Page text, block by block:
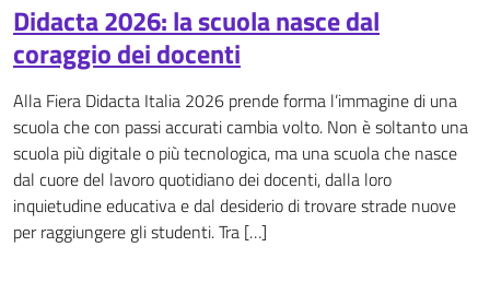
Didacta 2026: la scuola nasce dal
coraggio dei docenti
Alla Fiera Didacta Italia 2026 prende forma l’immagine di una
scuola che con passi accurati cambia volto. Non è soltanto una
scuola più digitale o più tecnologica, ma una scuola che nasce
dal cuore del lavoro quotidiano dei docenti, dalla loro
inquietudine educativa e dal desiderio di trovare strade nuove
per raggiungere gli studenti. Tra […]